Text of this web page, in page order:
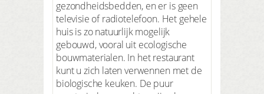
gezondheidsbedden, en er is geen
televisie of radiotelefoon. Het gehele
huis is zo natuurlijk mogelijk
gebouwd, vooral uit ecologische
bouwmaterialen. In het restaurant
kunt u zich laten verwennen met de
biologische keuken. De puur